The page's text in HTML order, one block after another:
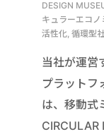
DESIGN
キュラーエコ
活性化, 循環型
当社が運営
プラットフ
は、移動式
CIRCULAR